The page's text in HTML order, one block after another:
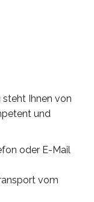
Ihnen von
und
oder E-Mail
vom